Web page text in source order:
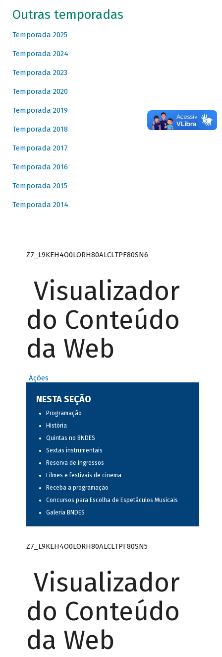
Outras temporadas
Temporada 2025
Temporada 2024
Temporada 2023
Temporada 2020
Temporada 2019
Temporada 2018
Temporada 2017
Temporada 2016
Temporada 2015
Temporada 2014
Z7_L9KEH4O0LORH80ALCLTPF80SN6
Visualizador
do Conteúdo
da Web
Ações
NESTA SEÇÃO
Programação
História
Quintas no BNDES
Sextas instrumentais
Reserva de ingressos
Filmes e festivais de cinema
Receba a programação
Concursos para Escolha de Espetáculos Musicais
Galeria BNDES
Z7_L9KEH4O0LORH80ALCLTPF80SN5
Visualizador
do Conteúdo
da Web